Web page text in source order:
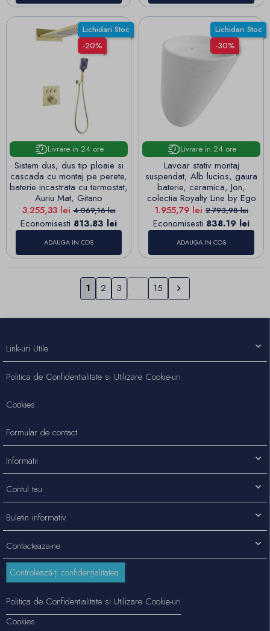
Lichidari Stoc
-20%
Livrare in 24 ore
Sistem dus, dus tip ploaie si
cascada cu montaj pe perete,
baterie incastrata cu termostat,
Auriu Mat, Gitano
Pret
3.255,33 leiPret de baza
4.069,16 lei
Economisesti 813.83 lei
ADAUGA IN COS
Lichidari Stoc
-30%
Livrare in 24 ore
Lavoar stativ montaj
suspendat, Alb lucios, gaura
baterie, ceramica, Jon,
colectia Royalty Line by Ego
Pret
1.955,79 lei Pret de baza
2.793,98 lei
Economisesti 838.19 lei
ADAUGA IN COS
1 2 3 ··· 15 Urmatorul

Contacteaza-ne
Link-uri Utile
Politica de Confidentialitate si Utilizare Cookie-uri
Cookies
Formular de contact
Informatii
Contul tau
Buletin informativ
Controlează-ți confidențialitatea
Politica de Confidentialitate si Utilizare Cookie-uri
Cookies